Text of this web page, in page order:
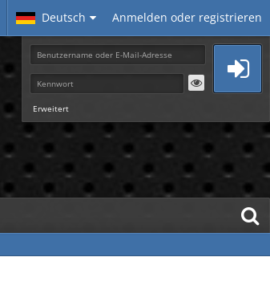
Deutsch Anmelden oder registrieren
Erweitert